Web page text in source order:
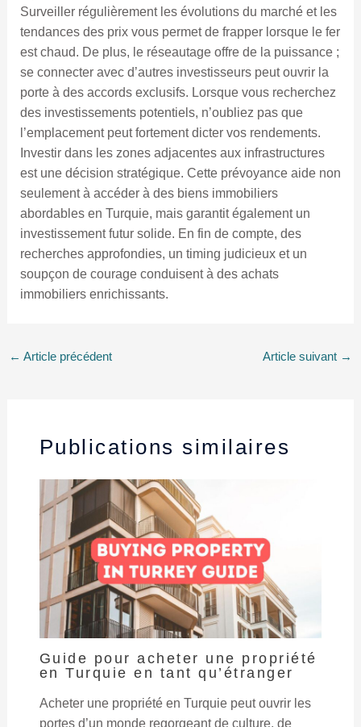
Surveiller régulièrement les évolutions du marché et les
tendances des prix vous permet de frapper lorsque le fer
est chaud. De plus, le réseautage offre de la puissance ;
se connecter avec d’autres investisseurs peut ouvrir la
porte à des accords exclusifs. Lorsque vous recherchez
des investissements potentiels, n’oubliez pas que
l’emplacement peut fortement dicter vos rendements.
Investir dans les zones adjacentes aux infrastructures
est une décision stratégique. Cette prévoyance aide non
seulement à accéder à des biens immobiliers
abordables en Turquie, mais garantit également un
investissement futur solide. En fin de compte, des
recherches approfondies, un timing judicieux et un
soupçon de courage conduisent à des achats
immobiliers enrichissants.
← Article précédent Article suivant →
Publications similaires
Guide pour acheter une propriété
en Turquie en tant qu’étranger
Acheter une propriété en Turquie peut ouvrir les
portes d’un monde regorgeant de culture, de